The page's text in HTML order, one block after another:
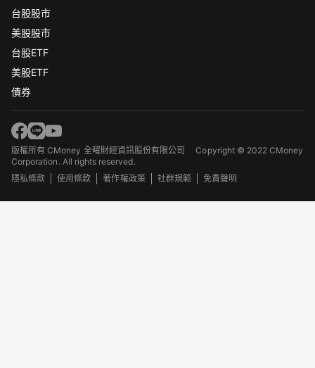
台股股市
美股股市
台股ETF
美股ETF
債券
版權所有 CMoney 全曜財經資訊股份有限公司Copyright © 2022 CMoney
Corporation. All rights reserved.
隱私條款
使用條款 著作權政策 社群規範 免責聲明